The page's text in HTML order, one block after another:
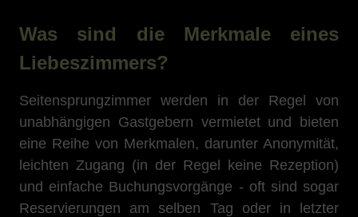
Was sind die Merkmale eines
Liebeszimmers?
Seitensprungzimmer werden in der Regel von
unabhängigen Gastgebern vermietet und bieten
eine Reihe von Merkmalen, darunter Anonymität,
leichten Zugang (in der Regel keine Rezeption)
und einfache Buchungsvorgänge - oft sind sogar
Reservierungen am selben Tag oder in letzter